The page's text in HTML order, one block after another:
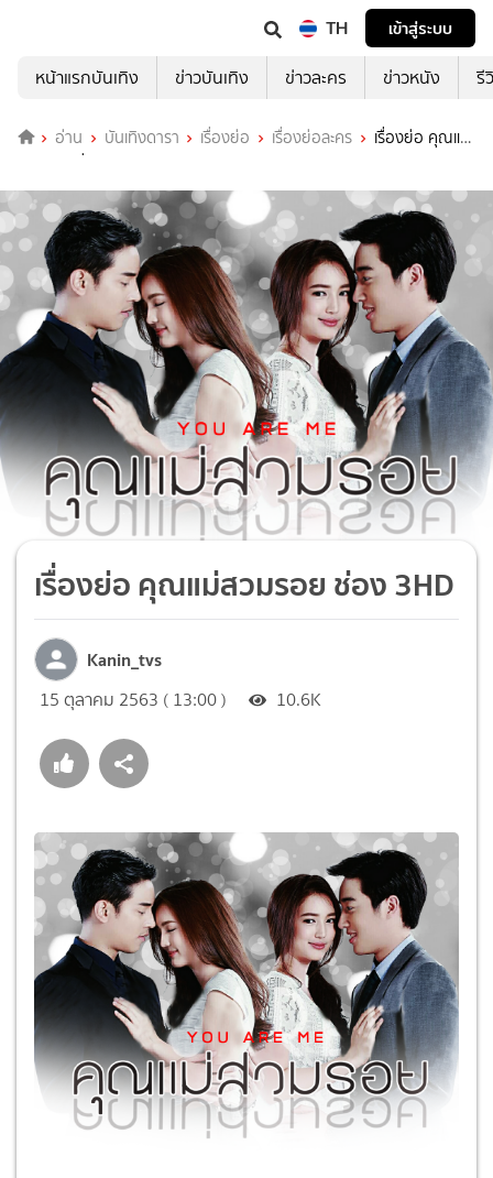
TH
เข้าสู่ระบบ
หน้าแรกบันเทิง
ข่าวบันเทิง ข่าวละคร ข่าวหนัง รี
อ่าน บันเทิงดารา เรื่องย่อ เรื่องย่อละคร
เรื่องย่อ คุณแม่
สวมรอย ช่อง 3HD
เรื่องย่อ คุณแม่สวมรอย ช่อง 3HD
Kanin_tvs
15 ตุลาคม 2563 ( 13:00 ) 10.6K